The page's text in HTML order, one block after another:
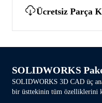
Ücretsiz Parça
SOLIDWORKS
SOLIDWORKS 3D CAD üç
bir üsttekinin tüm özelliklerini